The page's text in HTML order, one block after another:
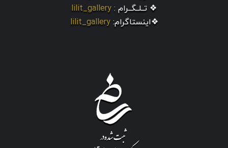
❖ تــلــگــرام : lilit_gallery
❖اینستاگرام: lilit_gallery